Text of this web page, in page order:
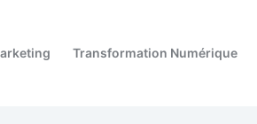
Transformation Numérique